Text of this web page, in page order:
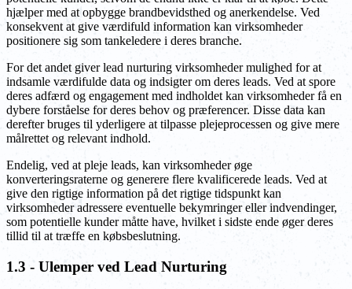
hjælper med at opbygge brandbevidsthed og anerkendelse. Ved
konsekvent at give værdifuld information kan virksomheder
positionere sig som tankeledere i deres branche.
For det andet giver lead nurturing virksomheder mulighed for at
indsamle værdifulde data og indsigter om deres leads. Ved at spore
deres adfærd og engagement med indholdet kan virksomheder få en
dybere forståelse for deres behov og præferencer. Disse data kan
derefter bruges til yderligere at tilpasse plejeprocessen og give mere
målrettet og relevant indhold.
Endelig, ved at pleje leads, kan virksomheder øge
konverteringsraterne og generere flere kvalificerede leads. Ved at
give den rigtige information på det rigtige tidspunkt kan
virksomheder adressere eventuelle bekymringer eller indvendinger,
som potentielle kunder måtte have, hvilket i sidste ende øger deres
tillid til at træffe en købsbeslutning.
1.3 - Ulemper ved Lead Nurturing